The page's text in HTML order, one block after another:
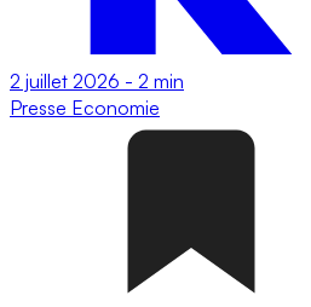
2 juillet 2026 - 2 min
Presse Economie